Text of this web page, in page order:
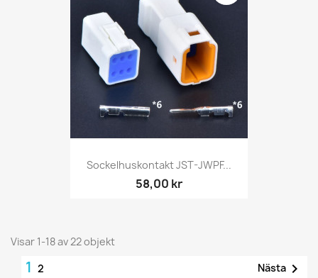
Sockelhuskontakt JST-JWPF...
58,00 kr
Visar 1-18 av 22 objekt
1 2 Nästa 